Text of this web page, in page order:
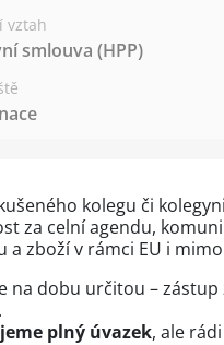
vztah
smlouva (HPP)
kolegu či
za celní agendu,
a zboží v rámci EU i
na dobu určitou –
plný úvazek, ale